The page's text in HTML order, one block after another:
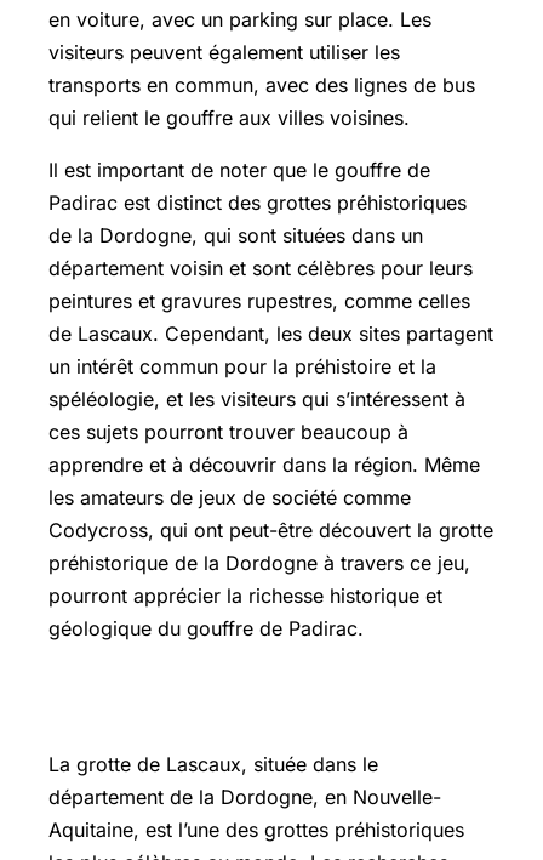
en voiture, avec un parking sur place. Les
visiteurs peuvent également utiliser les
transports en commun, avec des lignes de bus
qui relient le gouffre aux villes voisines.
Il est important de noter que le gouffre de
Padirac est distinct des grottes préhistoriques
de la Dordogne, qui sont situées dans un
département voisin et sont célèbres pour leurs
peintures et gravures rupestres, comme celles
de Lascaux. Cependant, les deux sites partagent
un intérêt commun pour la préhistoire et la
spéléologie, et les visiteurs qui s’intéressent à
ces sujets pourront trouver beaucoup à
apprendre et à découvrir dans la région. Même
les amateurs de jeux de société comme
Codycross, qui ont peut-être découvert la grotte
préhistorique de la Dordogne à travers ce jeu,
pourront apprécier la richesse historique et
géologique du gouffre de Padirac.
La grotte de Lascaux, située dans le
département de la Dordogne, en Nouvelle-
Aquitaine, est l’une des grottes préhistoriques